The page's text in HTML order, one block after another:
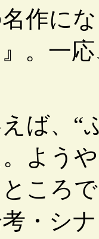
作に
。一
ば、“
よう
ころ
・シ